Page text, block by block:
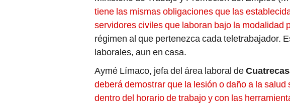
servidores civiles que laboran bajo la modalidad
régimen al que pertenezca cada teletrabajador.
laborales, aun en casa.
Aymé Límaco, jefa del área laboral de
deberá demostrar que la lesión o daño a la salud
dentro del horario de trabajo y con las
labor.